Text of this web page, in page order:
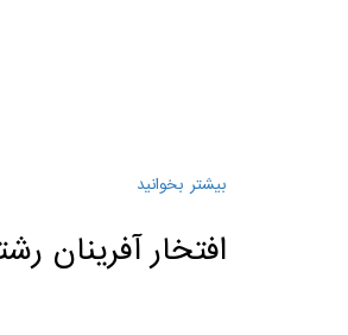
بیشتر بخوانید
افتخار آفرینان رشته